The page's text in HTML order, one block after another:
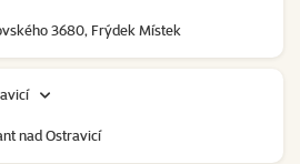
3680, Frýdek Místek
nad Ostravicí